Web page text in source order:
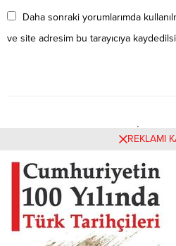
Daha sonraki yorumlarımda
ve site adresim bu tarayıcıya
Henüz yorum yapılmamış. İlk
aracılığıyla siz yapabilirsiniz.
Anasayfa
REKLAMI